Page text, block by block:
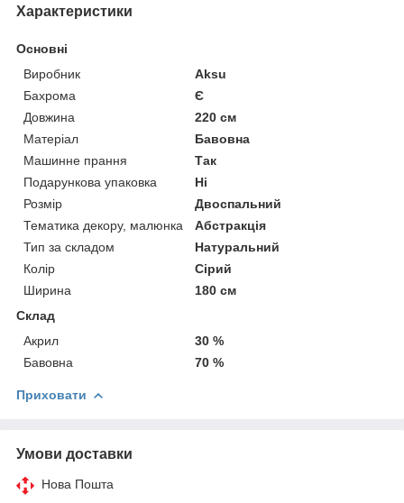
Характеристики
Основні
Виробник
Aksu
Бахрома
Є
Довжина
220 см
Матеріал
Бавовна
Машинне прання
Так
Подарункова упаковка
Ні
Розмір
Двоспальний
Тематика декору, малюнка
Абстракція
Тип за складом
Натуральний
Колір
Сірий
Ширина
180 см
Склад
Акрил
30 %
Бавовна
70 %
Приховати
Умови доставки
Нова Пошта